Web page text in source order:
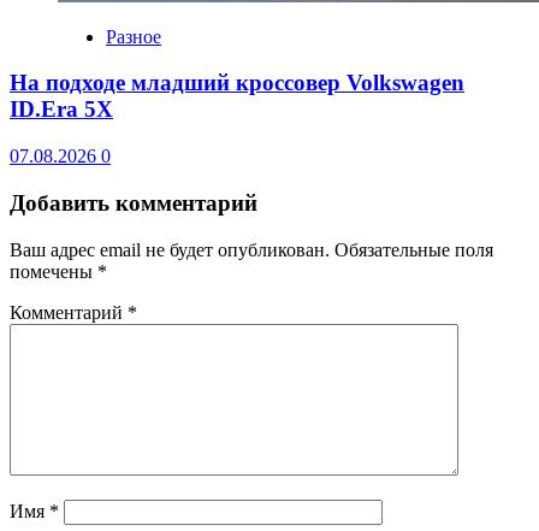
Разное
На подходе младший кроссовер Volkswagen
ID.Era 5X
07.08.2026 0
Добавить комментарий
Ваш адрес email не будет опубликован. Обязательные поля
помечены *
Комментарий *
Имя *